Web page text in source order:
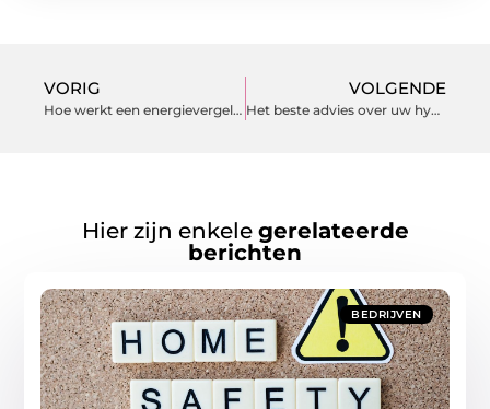
VORIG
Hoe werkt een energievergelijker precies?
VOLGENDE
Het beste advies over uw hypotheek in Amsterdam ontvangt u van dit bedrijf
Hier zijn enkele gerelateerde
berichten
BEDRIJVEN